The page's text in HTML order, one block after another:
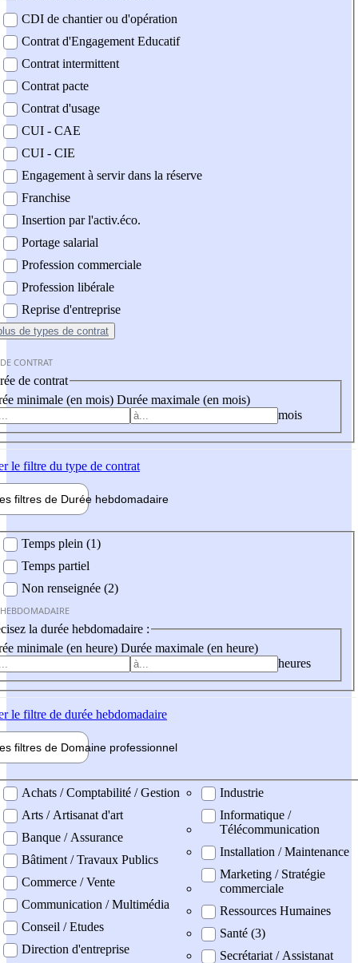
CDI de chantier ou d'opération
Contrat d'Engagement Educatif
Contrat intermittent
Contrat pacte
Contrat d'usage
CUI - CAE
CUI - CIE
Engagement à servir dans la réserve
Franchise
Insertion par l'activ.éco.
Portage salarial
Profession commerciale
Profession libérale
Reprise d'entreprise
de types de contrat
CONTRAT
de contrat
minimale (en mois) Durée maximale (en mois)
mois
le filtre du type de contrat
filtres de Durée hebdomadaire
Temps plein (1)
Temps partiel
Non renseignée (2)
la durée hebdomadaire :
minimale (en heure) Durée maximale (en heure)
heures
le filtre de durée hebdomadaire
filtres de Domaine professionnel
professionel
Achats / Comptabilité / Gestion
Arts / Artisanat d'art
Banque / Assurance
Bâtiment / Travaux Publics
Commerce / Vente
Communication / Multimédia
Conseil / Etudes
Direction d'entreprise
Industrie
Informatique /
Télécommunication
Installation / Maintenance
Marketing / Stratégie
commerciale
Ressources Humaines
Santé (3)
Secrétariat / Assistanat